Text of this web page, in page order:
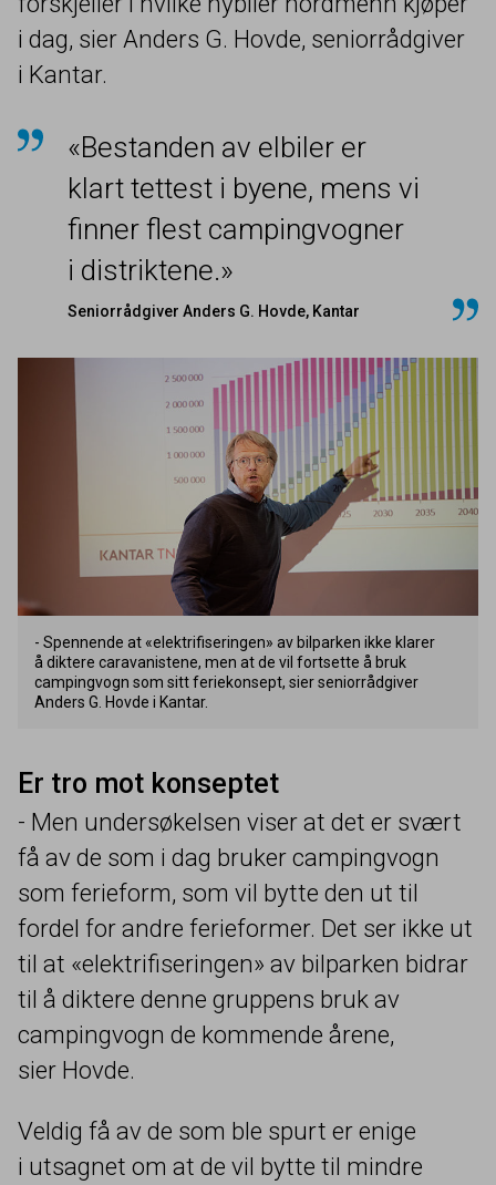
i dag, sier Anders G. Hovde, seniorrådgiver
i Kantar.
«Bestanden av elbiler er
klart tettest i byene, mens vi
finner flest campingvogner
i distriktene.»
Seniorrådgiver Anders G. Hovde, Kantar
- Spennende at «elektrifiseringen» av bilparken ikke klarer
å diktere caravanistene, men at de vil fortsette å bruk
campingvogn som sitt feriekonsept, sier seniorrådgiver
Anders G. Hovde i Kantar.
Er tro mot konseptet
- Men undersøkelsen viser at det er svært
få av de som i dag bruker campingvogn
som ferieform, som vil bytte den ut til
fordel for andre ferieformer. Det ser ikke ut
til at «elektrifiseringen» av bilparken bidrar
til å diktere denne gruppens bruk av
campingvogn de kommende årene,
sier Hovde.
Veldig få av de som ble spurt er enige
i utsagnet om at de vil bytte til mindre